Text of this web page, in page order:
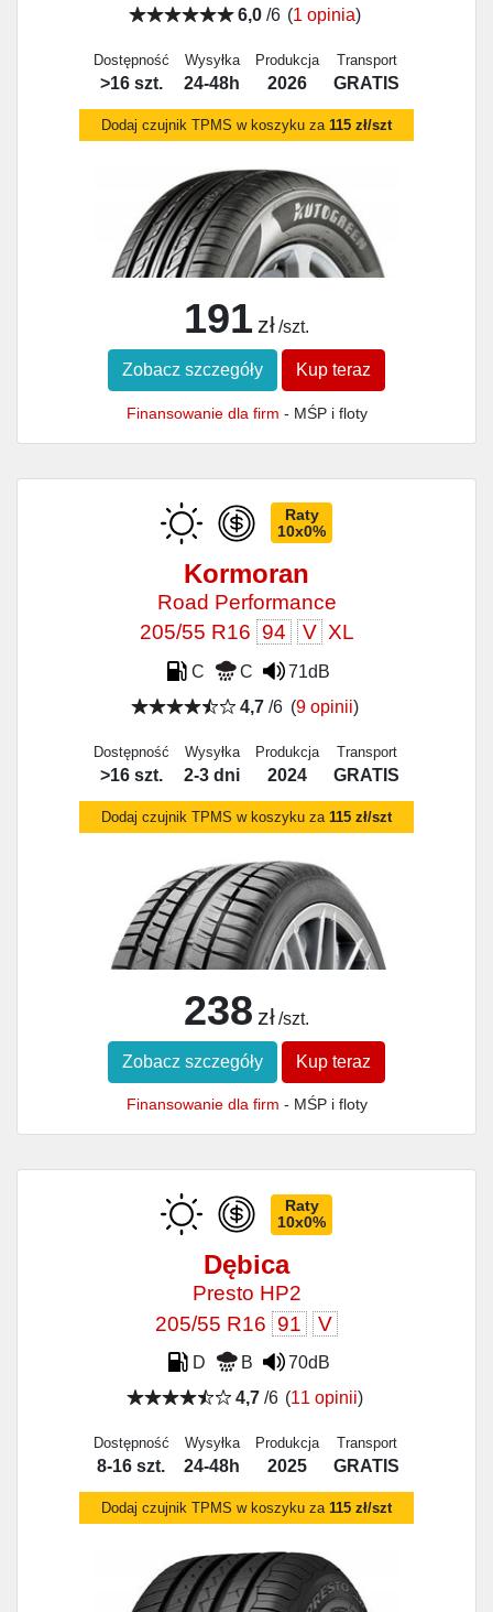
6,0/6 (1 opinia)
Dostępność
>16 szt.
Wysyłka
24-48h
Produkcja
2026
Transport
GRATIS
Dodaj czujnik TPMS w koszyku za 115 zł/szt
191 zł /szt.
Zobacz szczegóły Kup teraz
Finansowanie dla firm - MŚP i floty
Raty
10x0%
Kormoran
Road Performance
205/55 R16 94 V XL
C C
71dB
4,7 /6 (9 opinii)
Dostępność
>16 szt.
Wysyłka
2-3 dni
Produkcja
2024
Transport
GRATIS
Dodaj czujnik TPMS w koszyku za 115 zł/szt
238 zł /szt.
Zobacz szczegóły Kup teraz
Finansowanie dla firm - MŚP i floty
Raty
10x0%
Dębica
Presto HP2
205/55 R16 91 V
D B
70dB
4,7/6 (11 opinii)
Dostępność
8-16 szt.
Wysyłka
24-48h
Produkcja
2025
Transport
GRATIS
Dodaj czujnik TPMS w koszyku za 115 zł/szt